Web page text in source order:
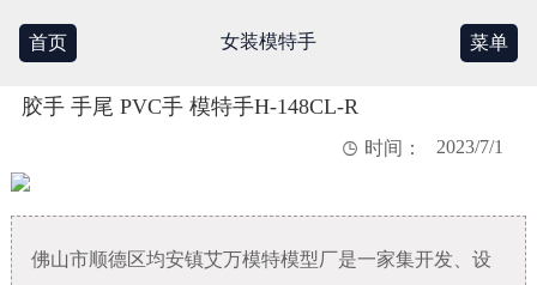
首页 女装模特手 菜单
胶手 手尾 PVC手 模特手H-148CL-R
 时间： 2023/7/1
佛山市顺德区均安镇艾万模特模型厂是一家集开发、设